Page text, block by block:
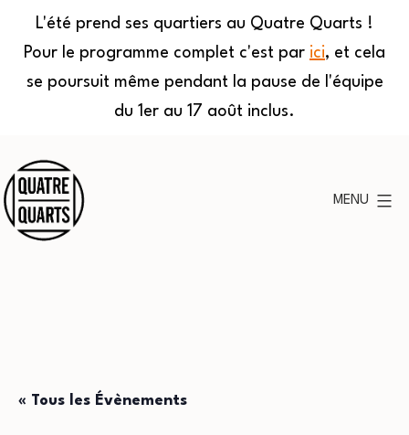
L'été prend ses quartiers au Quatre Quarts !
Pour le programme complet c'est par ici, et cela
se poursuit même pendant la pause de l'équipe
du 1er au 17 août inclus.
au
contenu
MENU
« Tous les Évènements